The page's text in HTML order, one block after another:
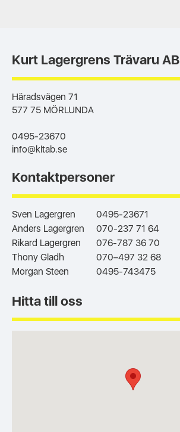
Kurt Lagergrens Trävaru AB
Häradsvägen 71
577 75 MÖRLUNDA
0495-23670
info@kltab.se
Kontaktpersoner
Sven Lagergren
0495-23671
Anders Lagergren
070-237 71 64
Rikard Lagergren
076-787 36 70
Thony Gladh
070–497 32 68
Morgan Steen
0495-743475
Hitta till oss